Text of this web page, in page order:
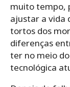
muito tempo,
ajustar a vida
tortos dos
diferenças
ter no meio
tecnológica